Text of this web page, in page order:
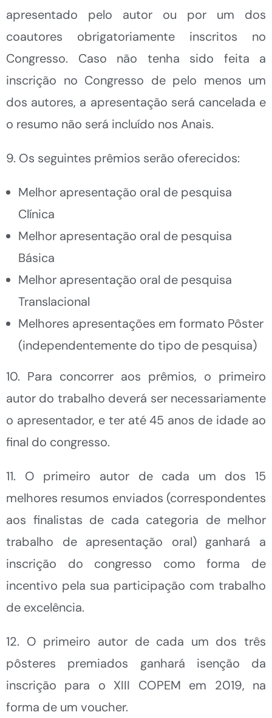
apresentado pelo autor ou por um dos
coautores obrigatoriamente inscritos no
Congresso. Caso não tenha sido feita a
inscrição no Congresso de pelo menos um
dos autores, a apresentação será cancelada e
o resumo não será incluído nos Anais.
9. Os seguintes prêmios serão oferecidos:
Melhor apresentação oral de pesquisa
Clínica
Melhor apresentação oral de pesquisa
Básica
Melhor apresentação oral de pesquisa
Translacional
Melhores apresentações em formato Pôster
(independentemente do tipo de pesquisa)
10. Para concorrer aos prêmios, o primeiro
autor do trabalho deverá ser necessariamente
o apresentador, e ter até 45 anos de idade ao
final do congresso.
11. O primeiro autor de cada um dos 15
melhores resumos enviados (correspondentes
aos finalistas de cada categoria de melhor
trabalho de apresentação oral) ganhará a
inscrição do congresso como forma de
incentivo pela sua participação com trabalho
de excelência.
12. O primeiro autor de cada um dos três
pôsteres premiados ganhará isenção da
inscrição para o XIII COPEM em 2019, na
forma de um voucher.